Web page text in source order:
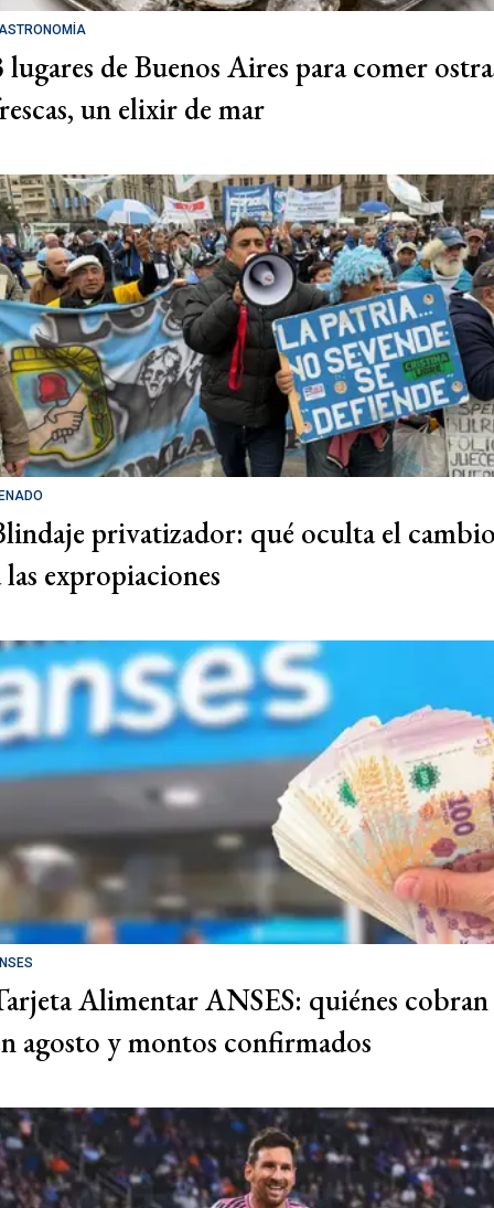
lugares de Buenos Aires para comer
un elixir de mar
privatizador: qué oculta el
las expropiaciones
Alimentar ANSES: quiénes cobran
agosto y montos confirmados